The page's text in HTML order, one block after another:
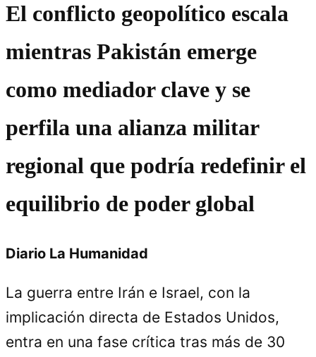
El conflicto geopolítico escala
mientras Pakistán emerge
como mediador clave y se
perfila una alianza militar
regional que podría redefinir el
equilibrio de poder global
Diario La Humanidad
La guerra entre Irán e Israel, con la
implicación directa de Estados Unidos,
entra en una fase crítica tras más de 30